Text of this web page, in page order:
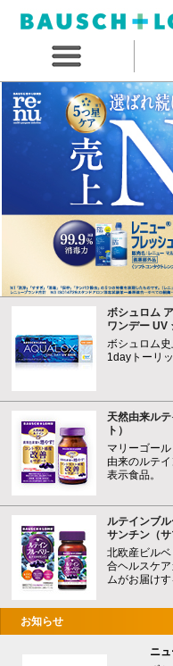
ボシュロム
ワンデー UV
ボシュロム
1dayトーリ
天然由来ル
ト）
マリーゴー
由来のルテ
表示食品。
ルテインブ
サンチン（サ
北欧産ビル
合ヘルスケ
ムがお届け
お知らせ
ニ